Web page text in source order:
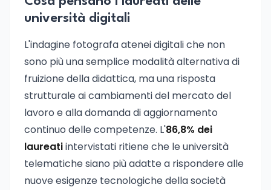
università digitali
L'indagine fotografa atenei digitali che non
sono più una semplice modalità alternativa di
fruizione della didattica, ma una risposta
strutturale ai cambiamenti del mercato del
lavoro e alla domanda di aggiornamento
continuo delle competenze. L'86,8% dei
laureatiintervistati ritiene che le università
telematiche siano più adatte a rispondere alle
nuove esigenze tecnologiche della società